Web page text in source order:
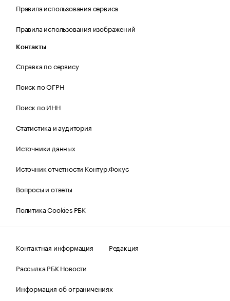
Правила использования сервиса
Правила использования изображений
Контакты
Справка по сервису
Поиск по ОГРН
Поиск по ИНН
Статистика и аудитория
Источники данных
Источник отчетности Контур.Фокус
Вопросы и ответы
Политика Cookies РБК
Контактная информация
Редакция
Рассылка РБК Новости
Информация об ограничениях